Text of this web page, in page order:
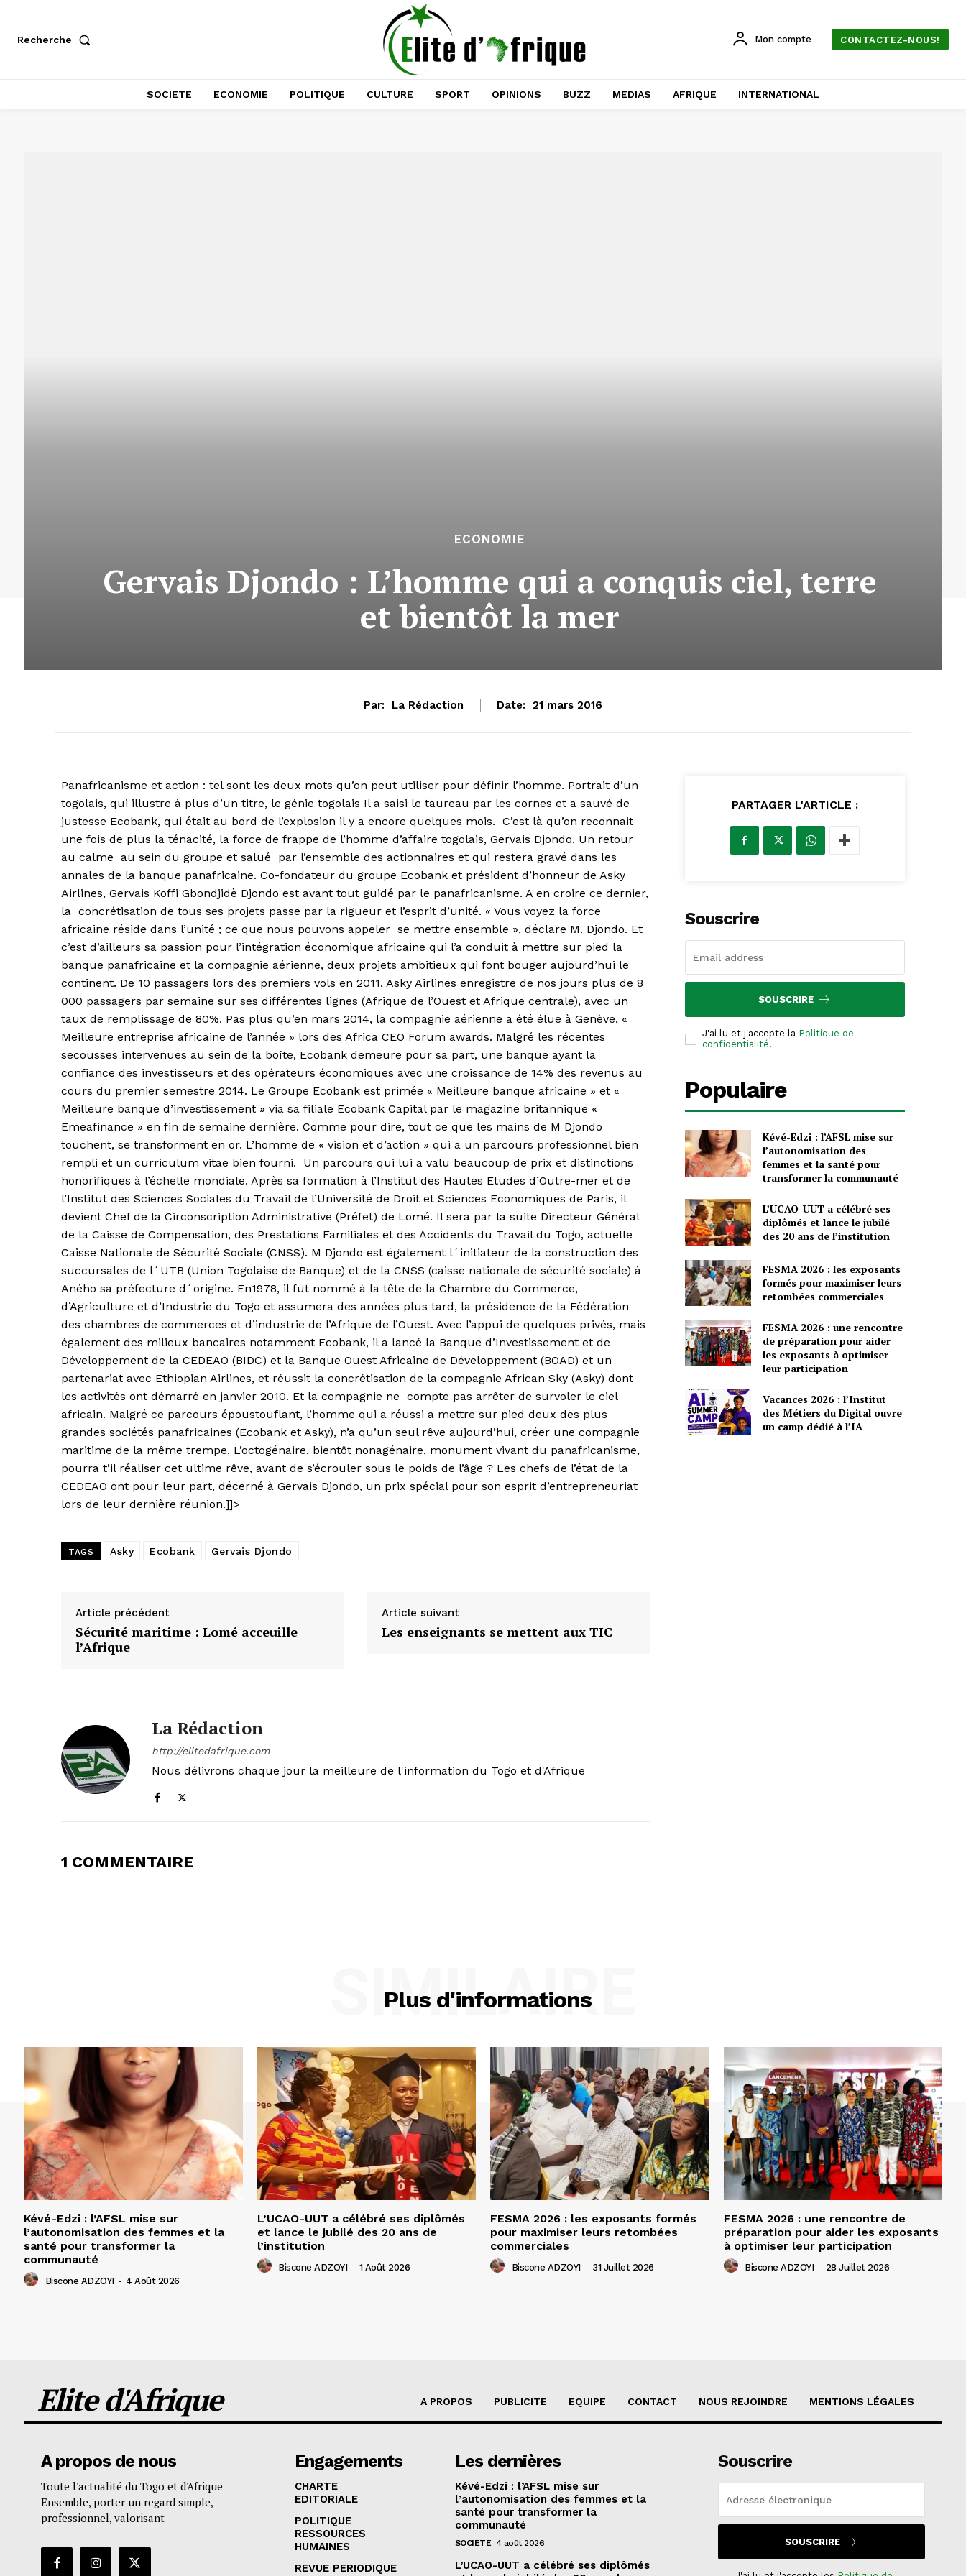
Recherche Mon compte CONTACTEZ-NOUS!
SOCIETE ECONOMIE POLITIQUE CULTURE SPORT OPINIONS BUZZ MEDIAS AFRIQUE INTERNATIONAL
ECONOMIE
Gervais Djondo : L’homme qui a conquis ciel, terre
et bientôt la mer
Par: La Rédaction Date: 21 mars 2016
Panafricanisme et action : tel sont les deux mots qu’on peut utiliser pour définir l’homme. Portrait d’un
togolais, qui illustre à plus d’un titre, le génie togolais Il a saisi le taureau par les cornes et a sauvé de
justesse Ecobank, qui était au bord de l’explosion il y a encore quelques mois. C’est là qu’on reconnait
une fois de plus la ténacité, la force de frappe de l’homme d’affaire togolais, Gervais Djondo. Un retour
au calme au sein du groupe et salué par l’ensemble des actionnaires et qui restera gravé dans les
annales de la banque panafricaine. Co-fondateur du groupe Ecobank et président d’honneur de Asky
Airlines, Gervais Koffi Gbondjidè Djondo est avant tout guidé par le panafricanisme. A en croire ce dernier,
la concrétisation de tous ses projets passe par la rigueur et l’esprit d’unité. « Vous voyez la force
africaine réside dans l’unité ; ce que nous pouvons appeler se mettre ensemble », déclare M. Djondo. Et
c’est d’ailleurs sa passion pour l’intégration économique africaine qui l’a conduit à mettre sur pied la
banque panafricaine et la compagnie aérienne, deux projets ambitieux qui font bouger aujourd’hui le
continent. De 10 passagers lors des premiers vols en 2011, Asky Airlines enregistre de nos jours plus de 8
000 passagers par semaine sur ses différentes lignes (Afrique de l’Ouest et Afrique centrale), avec un
taux de remplissage de 80%. Pas plus qu’en mars 2014, la compagnie aérienne a été élue à Genève, «
Meilleure entreprise africaine de l’année » lors des Africa CEO Forum awards. Malgré les récentes
secousses intervenues au sein de la boîte, Ecobank demeure pour sa part, une banque ayant la
confiance des investisseurs et des opérateurs économiques avec une croissance de 14% des revenus au
cours du premier semestre 2014. Le Groupe Ecobank est primée « Meilleure banque africaine » et «
Meilleure banque d’investissement » via sa filiale Ecobank Capital par le magazine britannique «
Emeafinance » en fin de semaine dernière. Comme pour dire, tout ce que les mains de M Djondo
touchent, se transforment en or. L’homme de « vision et d’action » qui a un parcours professionnel bien
rempli et un curriculum vitae bien fourni. Un parcours qui lui a valu beaucoup de prix et distinctions
honorifiques à l’échelle mondiale. Après sa formation à l’Institut des Hautes Etudes d’Outre-mer et de
l’Institut des Sciences Sociales du Travail de l’Université de Droit et Sciences Economiques de Paris, il
devient Chef de la Circonscription Administrative (Préfet) de Lomé. Il sera par la suite Directeur Général
de la Caisse de Compensation, des Prestations Familiales et des Accidents du Travail du Togo, actuelle
Caisse Nationale de Sécurité Sociale (CNSS). M Djondo est également l´initiateur de la construction des
succursales de l´UTB (Union Togolaise de Banque) et de la CNSS (caisse nationale de sécurité sociale) à
Aného sa préfecture d´origine. En1978, il fut nommé à la tête de la Chambre du Commerce,
d’Agriculture et d’Industrie du Togo et assumera des années plus tard, la présidence de la Fédération
des chambres de commerces et d’industrie de l’Afrique de l’Ouest. Avec l’appui de quelques privés, mais
également des milieux bancaires notamment Ecobank, il a lancé la Banque d’Investissement et de
Développement de la CEDEAO (BIDC) et la Banque Ouest Africaine de Développement (BOAD) et un
partenariat avec Ethiopian Airlines, et réussit la concrétisation de la compagnie African Sky (Asky) dont
les activités ont démarré en janvier 2010. Et la compagnie ne compte pas arrêter de survoler le ciel
africain. Malgré ce parcours époustouflant, l’homme qui a réussi a mettre sur pied deux des plus
grandes sociétés panafricaines (Ecobank et Asky), n’a qu’un seul rêve aujourd’hui, créer une compagnie
maritime de la même trempe. L’octogénaire, bientôt nonagénaire, monument vivant du panafricanisme,
pourra t’il réaliser cet ultime rêve, avant de s’écrouler sous le poids de l’âge ? Les chefs de l’état de la
CEDEAO ont pour leur part, décerné à Gervais Djondo, un prix spécial pour son esprit d’entrepreneuriat
lors de leur dernière réunion.]]>
TAGS Asky Ecobank Gervais Djondo
Article précédent
Sécurité maritime : Lomé acceuille
l’Afrique
Article suivant
Les enseignants se mettent aux TIC
La Rédaction
http://elitedafrique.com
Nous délivrons chaque jour la meilleure de l'information du Togo et d'Afrique
1 COMMENTAIRE
PARTAGER L'ARTICLE :
Souscrire
SOUSCRIRE
J'ai lu et j'accepte la Politique de
confidentialité.
Populaire
Kévé-Edzi : l’AFSL mise sur
l’autonomisation des
femmes et la santé pour
transformer la communauté
L’UCAO-UUT a célébré ses
diplômés et lance le jubilé
des 20 ans de l’institution
FESMA 2026 : les exposants
formés pour maximiser leurs
retombées commerciales
FESMA 2026 : une rencontre
de préparation pour aider
les exposants à optimiser
leur participation
Vacances 2026 : l’Institut
des Métiers du Digital ouvre
un camp dédié à l’IA
Plus d'informations
SIMILAIRE
Kévé-Edzi : l’AFSL mise sur
l’autonomisation des femmes et la
santé pour transformer la
communauté
Biscone ADZOYI - 4 Août 2026
L’UCAO-UUT a célébré ses diplômés
et lance le jubilé des 20 ans de
l’institution
Biscone ADZOYI - 1 Août 2026
FESMA 2026 : les exposants formés
pour maximiser leurs retombées
commerciales
Biscone ADZOYI - 31 Juillet 2026
FESMA 2026 : une rencontre de
préparation pour aider les exposants
à optimiser leur participation
Biscone ADZOYI - 28 Juillet 2026
Elite d'Afrique A PROPOS PUBLICITE EQUIPE CONTACT NOUS REJOINDRE MENTIONS LÉGALES
A propos de nous
Toute l'actualité du Togo et d'Afrique
Ensemble, porter un regard simple,
professionnel, valorisant
Engagements
CHARTE
EDITORIALE
POLITIQUE
RESSOURCES
HUMAINES
REVUE PERIODIQUE
Les dernières
Kévé-Edzi : l’AFSL mise sur
l’autonomisation des femmes et la
santé pour transformer la
communauté
SOCIETE 4 août 2026
L’UCAO-UUT a célébré ses diplômés
Souscrire
SOUSCRIRE